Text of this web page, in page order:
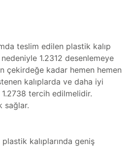
teslim edilen plastik kalıp
1.2312 desenlemeye
çekirdeğe kadar hemen hemen
kalıplarda ve daha iyi
tercih edilmelidir.
sağlar.
kalıplarında geniş